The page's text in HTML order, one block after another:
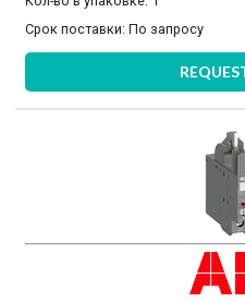
Срок поставки:По запросу